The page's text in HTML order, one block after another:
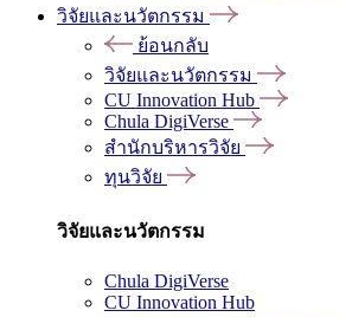
วิจัยและนวัตกรรม
ย้อนกลับ
วิจัยและนวัตกรรม
CU Innovation Hub
Chula DigiVerse
สำนักบริหารวิจัย
ทุนวิจัย
วิจัยและนวัตกรรม
Chula DigiVerse
CU Innovation Hub